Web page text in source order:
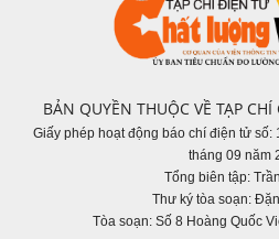
BẢN QUYỀN THUỘC VỀ TẠP
Giấy phép hoạt động báo chí điện tử số:
tháng 09 năm
Tổng biên tập:
Thư ký tòa soạn:
Tòa soạn: Số 8 Hoàng Quốc